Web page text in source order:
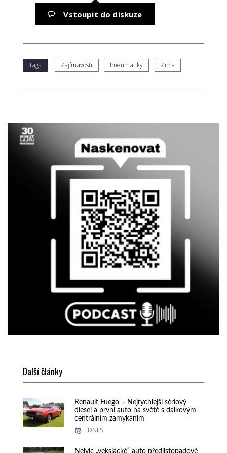
Vstoupit do diskuze
Tags Zajímavosti Pneumatiky Zima
Další články
Renault Fuego – Nejrychlejší sériový
diesel a první auto na světě s dálkovým
centrálním zamykáním
DNES